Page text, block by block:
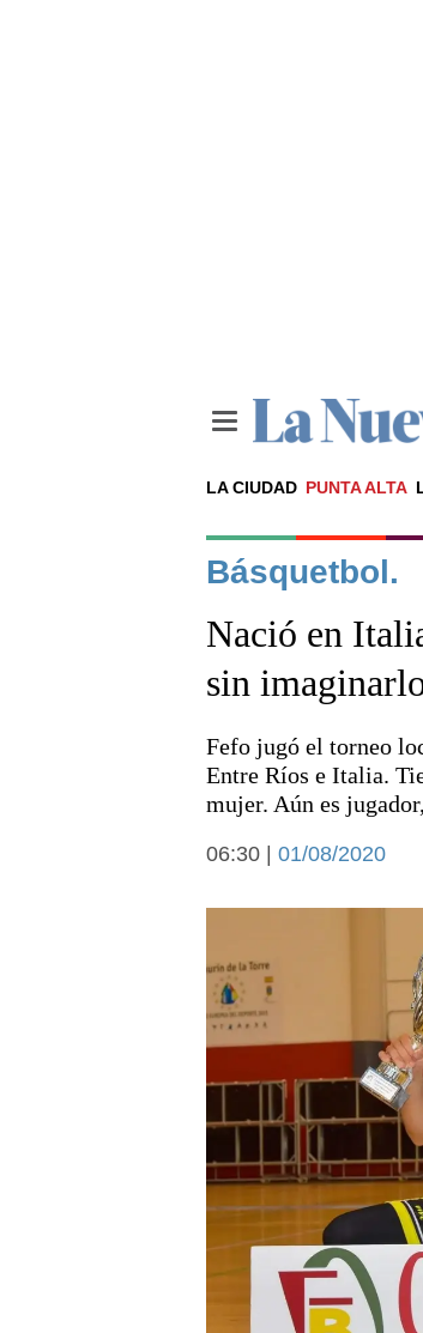
LA CIUDAD PUNTA ALTA
Noticias
Deportes
Economía y campo
Sociedad y tiempo
El tiempo
Cartón Lleno
Fúnebres
Básquetbol.
Nació en
sin
Fefo jugó el torneo
Entre Ríos e Italia.
mujer. Aún es
06:30 | 01/08/2020